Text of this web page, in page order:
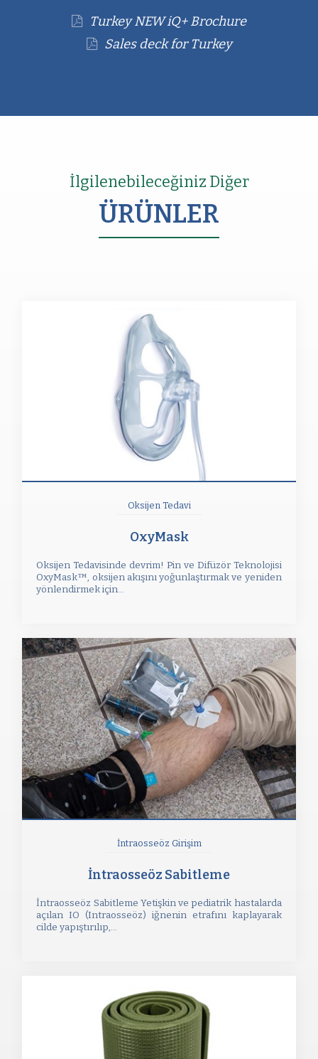
Turkey NEW iQ+ Brochure
Sales deck for Turkey
İlgilenebileceğiniz Diğer
ÜRÜNLER
Oksijen Tedavi
OxyMask
Oksijen Tedavisinde devrim! Pin ve Difüzör Teknolojisi
OxyMask™, oksijen akışını yoğunlaştırmak ve yeniden
yönlendirmek için...
İntraosseöz Girişim
İntraosseöz Sabitleme
İntraosseöz Sabitleme Yetişkin ve pediatrik hastalarda
açılan IO (Intraosseöz) iğnenin etrafını kaplayarak
cilde yapıştırılıp,...